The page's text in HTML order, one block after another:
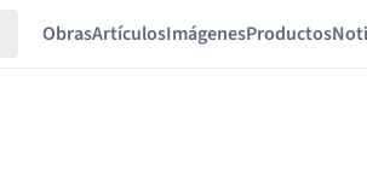
ObrasArtículosImágenesProductos